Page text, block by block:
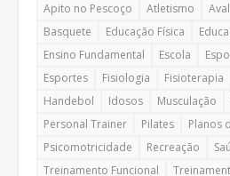
Apito no Pescoço Atletismo
Basquete
Educação Física
Ensino Fundamental
Escola
Esportes
Fisiologia Fisioterapia
Handebol
Idosos Musculação
Personal Trainer
Pilates
Planos
Psicomotricidade
Recreação
Treinamento Funcional